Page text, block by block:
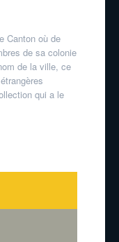
Canton où de
de sa colonie
de la ville, ce
qui a le